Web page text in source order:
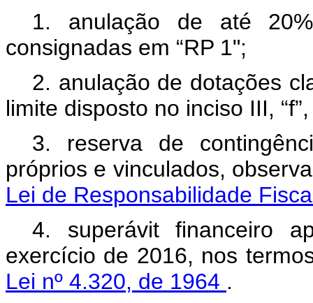
1. anulação de até
consignadas em “RP 1";
2. anulação de dotações
limite disposto no inciso III,
3. reserva de
próprios e vinculados,
Lei de Responsabilidade
4. superávit financeiro
exercício de 2016, nos
Lei nº 4.320, de 1964 .